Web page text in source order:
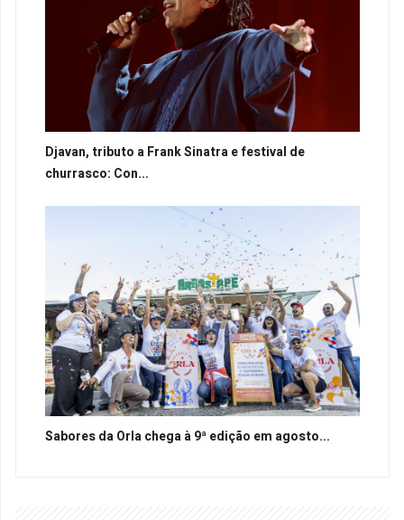
Djavan, tributo a Frank Sinatra e festival de
churrasco: Con...
Sabores da Orla chega à 9ª edição em agosto...